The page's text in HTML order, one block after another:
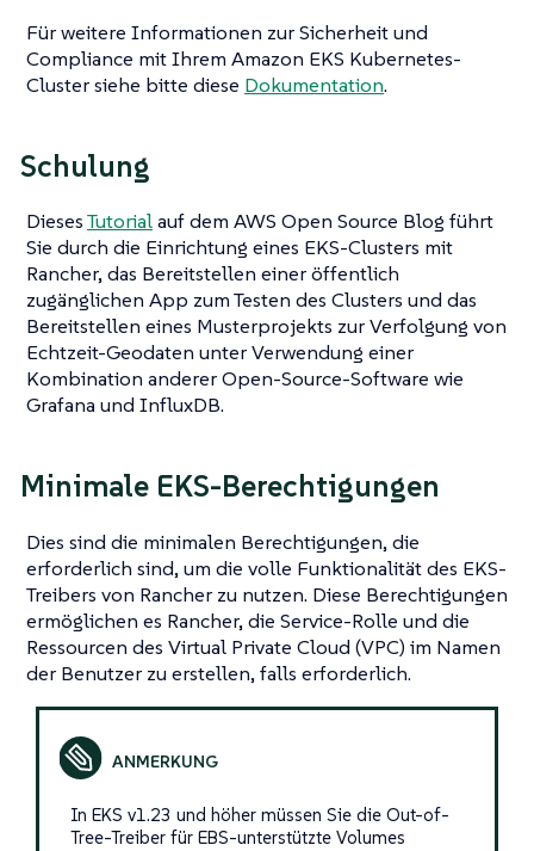
Für weitere Informationen zur Sicherheit und
Compliance mit Ihrem Amazon EKS Kubernetes-
Cluster siehe bitte diese Dokumentation.
Schulung
DiesesTutorialauf dem AWS Open Source Blog führt
Sie durch die Einrichtung eines EKS-Clusters mit
Rancher, das Bereitstellen einer öffentlich
zugänglichen App zum Testen des Clusters und das
Bereitstellen eines Musterprojekts zur Verfolgung von
Echtzeit-Geodaten unter Verwendung einer
Kombination anderer Open-Source-Software wie
Grafana und InfluxDB.
Minimale EKS-Berechtigungen
Dies sind die minimalen Berechtigungen, die
erforderlich sind, um die volle Funktionalität des EKS-
Treibers von Rancher zu nutzen. Diese Berechtigungen
ermöglichen es Rancher, die Service-Rolle und die
Ressourcen des Virtual Private Cloud (VPC) im Namen
der Benutzer zu erstellen, falls erforderlich.
In EKS v1.23 und höher müssen Sie die Out-of-
Tree-Treiber für EBS-unterstützte Volumes